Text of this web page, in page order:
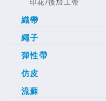
織帶
繩子
彈性帶
仿皮
流蘇